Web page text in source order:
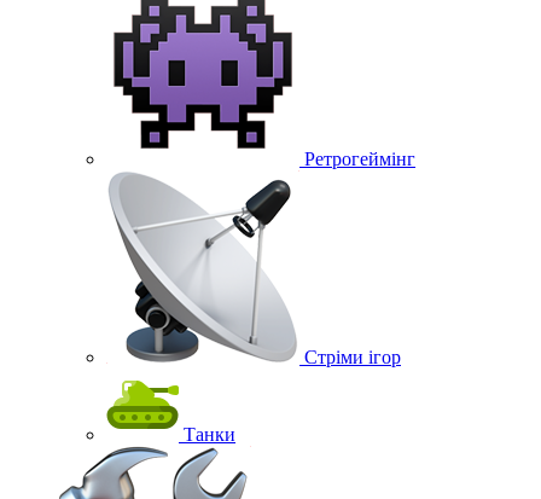
Ретрогеймінг
Стріми ігор
Танки